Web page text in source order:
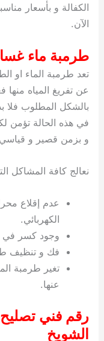
الكفالة و بأسعار
الآن.
طرمبة ماء
تعد طرمبة الماء او
عن تفريغ المياه
بالشكل المطلوب
في هذه الحالة تؤمن
و بزمن قصير و
نعالج كافة المشاكل
عدم إقلاع
الكهربائي.
وجود كسر في
فك و تنظيف
تغير طرمبة
عنها.
رقم فني
الشويخ